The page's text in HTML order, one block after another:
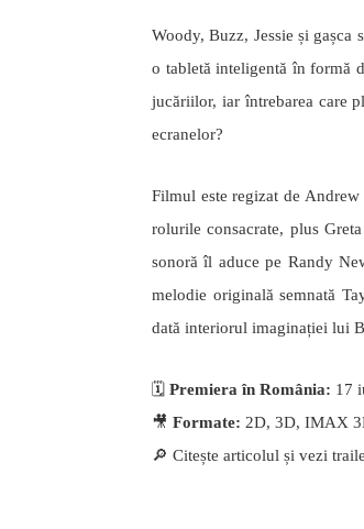
Woody, Buzz, Jessie și
o tabletă inteligentă în formă
jucăriilor, iar întrebarea care
ecranelor?
Filmul este regizat de
rolurile consacrate, plus
sonoră îl aduce pe Randy
melodie originală semnată
dată interiorul imaginației lui
🗓️ Premiera în România: 17
🎥 Formate: 2D, 3D, IMAX
🔎 Citește articolul și vezi